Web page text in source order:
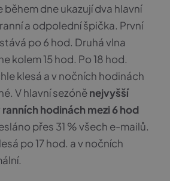
během dne ukazují dva hlavní
a odpolední špička. První
po 6 hod. Druhá vlna
kolem 15 hod. Po 18 hod.
klesá a v nočních hodinách
V hlavní sezóněnejvyšší
hodinách mezi 6 hod
přes 31 % všech e-mailů.
po 17 hod. a v nočních